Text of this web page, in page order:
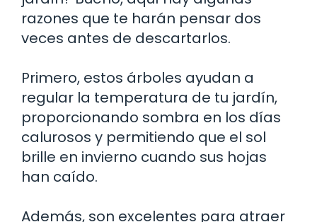
razones que te harán pensar dos
veces antes de descartarlos.
Primero, estos árboles ayudan a
regular la temperatura de tu jardín,
proporcionando sombra en los días
calurosos y permitiendo que el sol
brille en invierno cuando sus hojas
han caído.
Además, son excelentes para atraer